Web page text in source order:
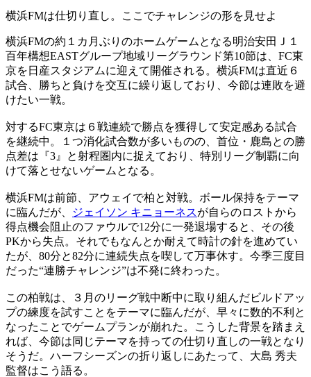
横浜FMは仕切り直し。ここでチャレンジの形を見せよ
横浜FMの約１カ月ぶりのホームゲームとなる明治安田Ｊ１
百年構想EASTグループ地域リーグラウンド第10節は、FC東
京を日産スタジアムに迎えて開催される。横浜FMは直近６
試合、勝ちと負けを交互に繰り返しており、今節は連敗を避
けたい一戦。
対するFC東京は６戦連続で勝点を獲得して安定感ある試合
を継続中。１つ消化試合数が多いものの、首位・鹿島との勝
点差は『3』と射程圏内に捉えており、特別リーグ制覇に向
けて落とせないゲームとなる。
横浜FMは前節、アウェイで柏と対戦。ボール保持をテーマ
に臨んだが、
ジェイソン キニョーネスが自らのロストから
得点機会阻止のファウルで12分に一発退場すると、その後
PKから失点。それでもなんとか耐えて時計の針を進めてい
たが、80分と82分に連続失点を喫して万事休す。今季三度目
だった“連勝チャレンジ”は不発に終わった。
この柏戦は、３月のリーグ戦中断中に取り組んだビルドアッ
プの練度を試すことをテーマに臨んだが、早々に数的不利と
なったことでゲームプランが崩れた。こうした背景を踏まえ
れば、今節は同じテーマを持っての仕切り直しの一戦となり
そうだ。ハーフシーズンの折り返しにあたって、大島 秀夫
監督はこう語る。